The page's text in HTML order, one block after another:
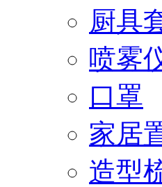
厨具
喷雾
口罩
家居
造型